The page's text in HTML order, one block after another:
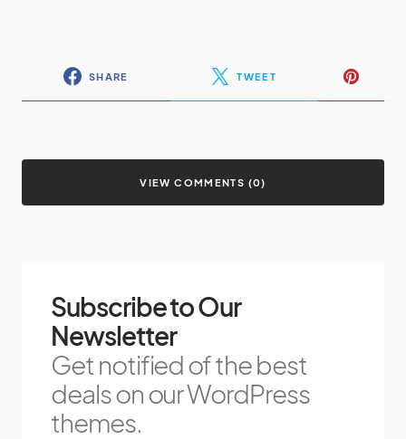
SHARE TWEET
VIEW COMMENTS (0)
Subscribe to Our
Newsletter
Get notified of the best
deals on our WordPress
themes.